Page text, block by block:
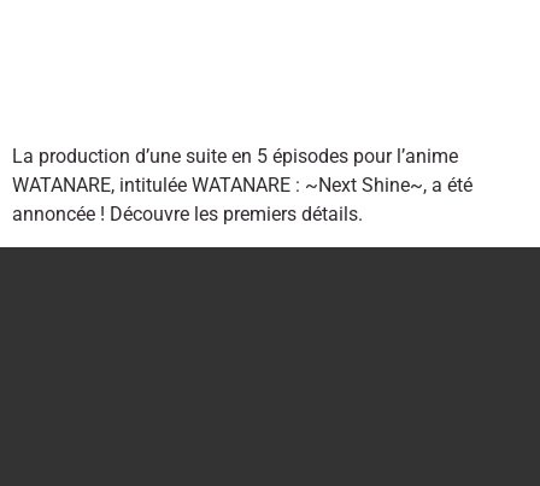
La production d’une suite en 5 épisodes pour l’anime
WATANARE, intitulée WATANARE : ~Next Shine~, a été
annoncée ! Découvre les premiers détails.